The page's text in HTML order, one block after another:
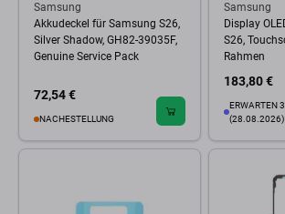
Samsung
Akkudeckel für Samsung S26,
Silver Shadow, GH82-39035F,
Genuine Service Pack
72,54 €
NACHESTELLUNG
Samsung
Display
S26,
Rahmen
183,80 €
ERWARTEN 3
(28.08.2026)